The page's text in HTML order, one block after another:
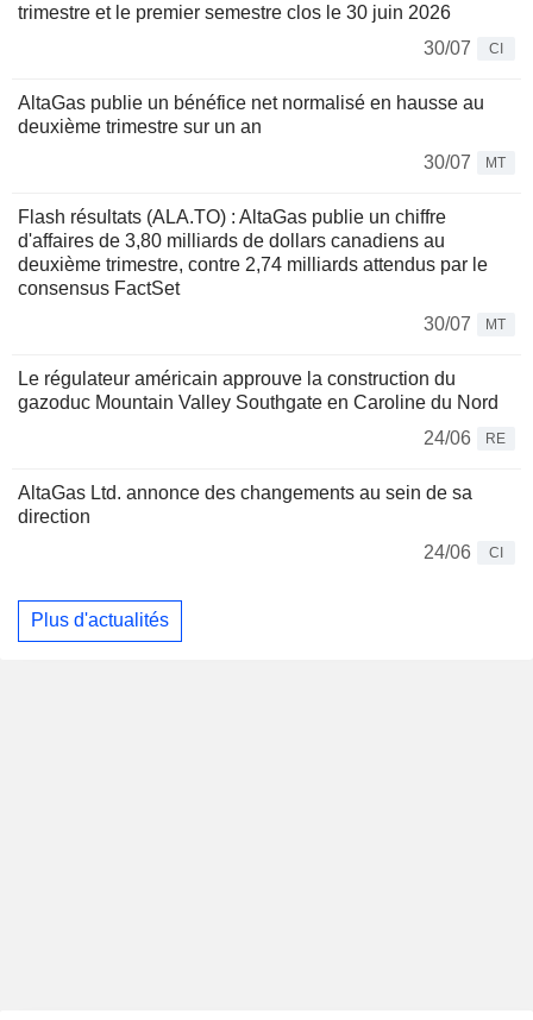
trimestre et le premier semestre clos le 30 juin 2026
30/07
CI
AltaGas publie un bénéfice net normalisé en hausse au
deuxième trimestre sur un an
30/07
MT
Flash résultats (ALA.TO) : AltaGas publie un chiffre
d'affaires de 3,80 milliards de dollars canadiens au
deuxième trimestre, contre 2,74 milliards attendus par le
consensus FactSet
30/07
MT
Le régulateur américain approuve la construction du
gazoduc Mountain Valley Southgate en Caroline du Nord
24/06
RE
AltaGas Ltd. annonce des changements au sein de sa
direction
24/06
CI
Plus d'actualités